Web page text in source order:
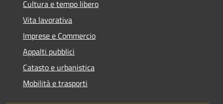
Cultura e tempo libero
Vita lavorativa
Imprese e Commercio
Appalti pubblici
Catasto e urbanistica
Mobilità e trasporti